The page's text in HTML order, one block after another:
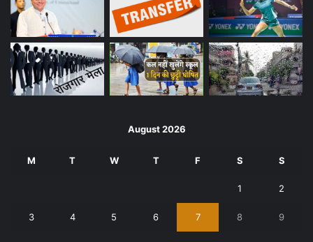
August 2026
M T W T F S S
1 2
3 4 5 6 7 8 9